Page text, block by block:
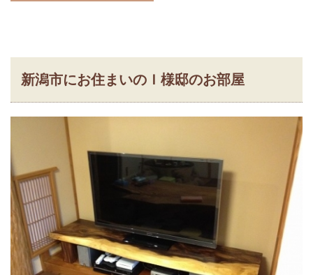
新潟市にお住まいのＩ様邸のお部屋